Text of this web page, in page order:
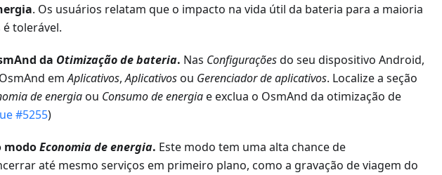
. Os usuários relatam que o impacto na vida útil da bateria para a maioria
tolerável.
da Otimização de bateria. Nas Configuraçõesdo seu dispositivo Android,
emAplicativos,Aplicativosou Gerenciador de aplicativos. Localize a seção
de energiaou Consumo de energiae exclua o OsmAnd da otimização de
#5255)
modoEconomia de energia. Este modo tem uma alta chance de
até mesmo serviços em primeiro plano, como a gravação de viagem do